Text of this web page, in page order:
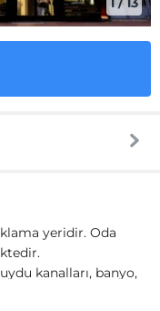
yeridir. Oda
kanalları, banyo,
ve minibar gibi